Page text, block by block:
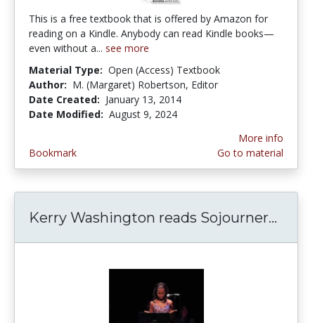
This is a free textbook that is offered by Amazon for
reading on a Kindle. Anybody can read Kindle books—
even without a... see more
Material Type: Open (Access) Textbook
Author: M. (Margaret) Robertson, Editor
Date Created: January 13, 2014
Date Modified: August 9, 2024
Bookmark
More info
Go to material
Kerry Washington reads Sojourner...